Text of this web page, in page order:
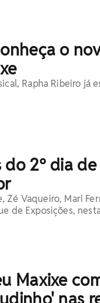
o
Rapha Ribeiro já
2º dia
Zé Vaqueiro, Mari
de Exposições,
Maxixe
nas